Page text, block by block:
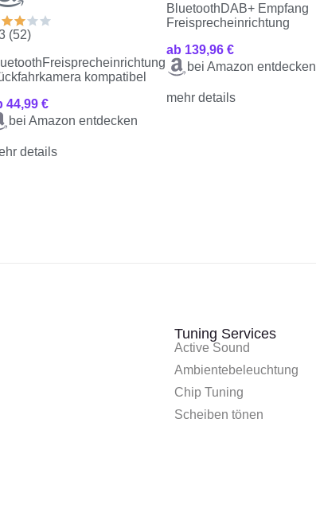
(52)
Freisprecheinrichtung
kompatibel
44,99 €
bei Amazon entdecken
details
BluetoothDAB+ Empfang
Freisprecheinrichtung
ab 139,96 €
bei Amazon entdecken
mehr details
Tuning Services
Active Sound
Ambientebeleuchtung
Chip Tuning
Scheiben tönen